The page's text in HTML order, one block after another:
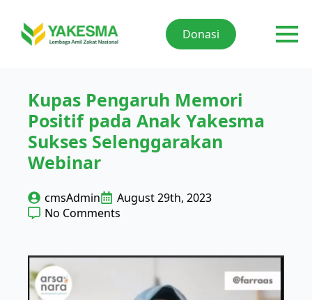
Donasi
Kupas Pengaruh Memori
Positif pada Anak Yakesma
Sukses Selenggarakan
Webinar
cmsAdmin
August 29th, 2023
No Comments